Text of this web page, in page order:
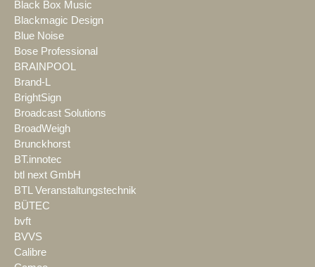
Black Box Music
Blackmagic Design
Blue Noise
Bose Professional
BRAINPOOL
Brand-L
BrightSign
Broadcast Solutions
BroadWeigh
Brunckhorst
BT.innotec
btl next GmbH
BTL Veranstaltungstechnik
BÜTEC
bvft
BVVS
Calibre